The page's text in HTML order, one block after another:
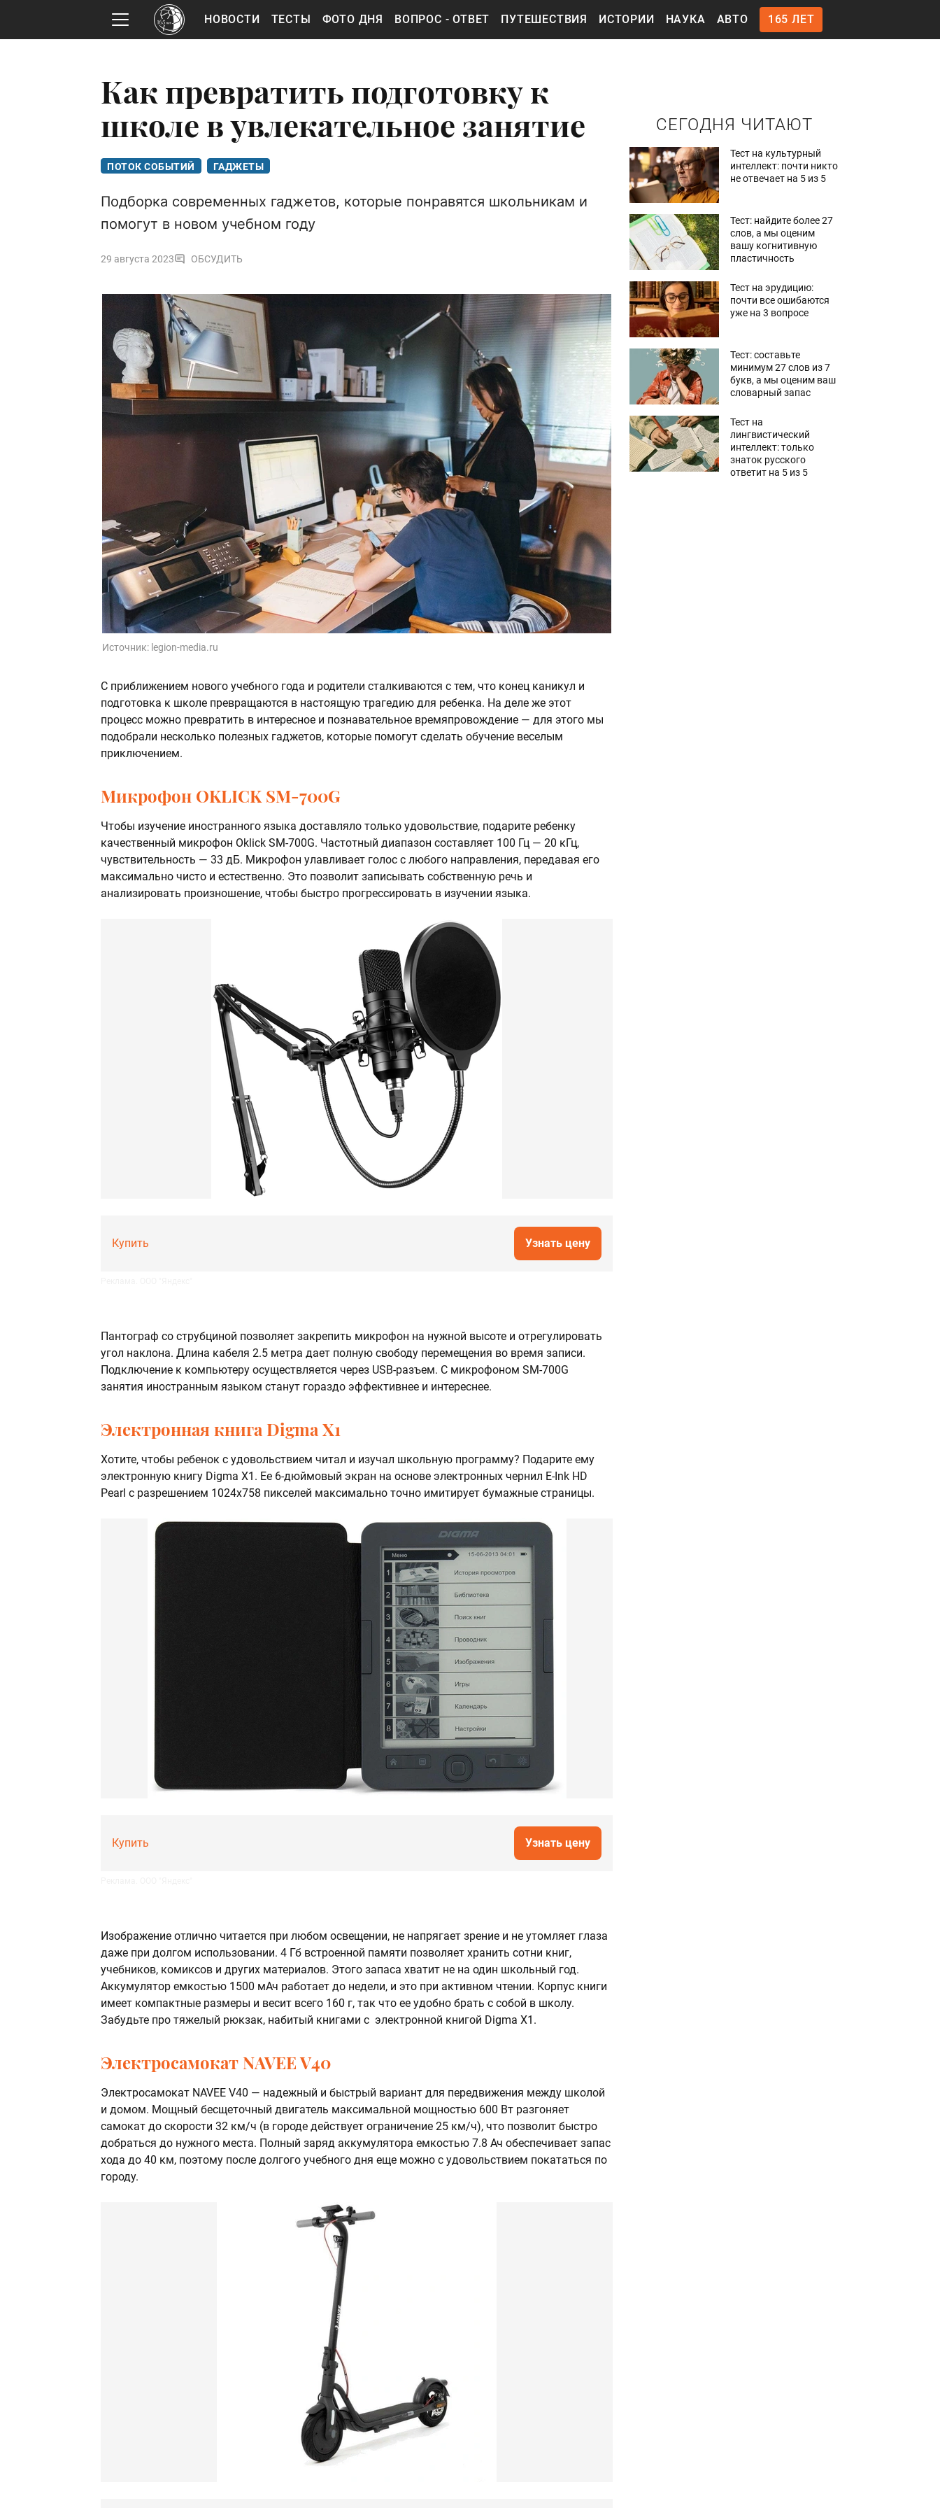
НОВОСТИ ТЕСТЫ ФОТО ДНЯ ВОПРОС - ОТВЕТ ПУТЕШЕСТВИЯ ИСТОРИИ НАУКА АВТО 165 ЛЕТ
Как превратить подготовку к
школе в увлекательное занятие
ПОТОК СОБЫТИЙ ГАДЖЕТЫ
Подборка современных гаджетов, которые понравятся школьникам и
помогут в новом учебном году
29 августа 2023 ОБСУДИТЬ
Источник: legion-media.ru
С приближением нового учебного года и родители сталкиваются с тем, что конец каникул и
подготовка к школе превращаются в настоящую трагедию для ребенка. На деле же этот
процесс можно превратить в интересное и познавательное времяпровождение — для этого мы
подобрали несколько полезных гаджетов, которые помогут сделать обучение веселым
приключением.
Микрофон OKLICK SM-700G
Чтобы изучение иностранного языка доставляло только удовольствие, подарите ребенку
качественный микрофон Oklick SM-700G. Частотный диапазон составляет 100 Гц — 20 кГц,
чувствительность — 33 дБ. Микрофон улавливает голос с любого направления, передавая его
максимально чисто и естественно. Это позволит записывать собственную речь и
анализировать произношение, чтобы быстро прогрессировать в изучении языка.
Купить Узнать цену
Пантограф со струбциной позволяет закрепить микрофон на нужной высоте и отрегулировать
угол наклона. Длина кабеля 2.5 метра дает полную свободу перемещения во время записи.
Подключение к компьютеру осуществляется через USB-разъем. С микрофоном SM-700G
занятия иностранным языком станут гораздо эффективнее и интереснее.
Электронная книга Digma X1
Хотите, чтобы ребенок с удовольствием читал и изучал школьную программу? Подарите ему
электронную книгу Digma X1. Ее 6-дюймовый экран на основе электронных чернил E-Ink HD
Pearl с разрешением 1024x758 пикселей максимально точно имитирует бумажные страницы.
Купить Узнать цену
Изображение отлично читается при любом освещении, не напрягает зрение и не утомляет глаза
даже при долгом использовании. 4 Гб встроенной памяти позволяет хранить сотни книг,
учебников, комиксов и других материалов. Этого запаса хватит не на один школьный год.
Аккумулятор емкостью 1500 мАч работает до недели, и это при активном чтении. Корпус книги
имеет компактные размеры и весит всего 160 г, так что ее удобно брать с собой в школу.
Забудьте про тяжелый рюкзак, набитый книгами с электронной книгой Digma X1.
Электросамокат NAVEE V40
Электросамокат NAVEE V40 — надежный и быстрый вариант для передвижения между школой
и домом. Мощный бесщеточный двигатель максимальной мощностью 600 Вт разгоняет
самокат до скорости 32 км/ч (в городе действует ограничение 25 км/ч), что позволит быстро
добраться до нужного места. Полный заряд аккумулятора емкостью 7.8 Ач обеспечивает запас
хода до 40 км, поэтому после долгого учебного дня еще можно с удовольствием покататься по
городу.
СЕГОДНЯ ЧИТАЮТ
Тест на культурный
интеллект: почти никто
не отвечает на 5 из 5
Тест: найдите более 27
слов, а мы оценим
вашу когнитивную
пластичность
Тест на эрудицию:
почти все ошибаются
уже на 3 вопросе
Тест: составьте
минимум 27 слов из 7
букв, а мы оценим ваш
словарный запас
Тест на
лингвистический
интеллект: только
знаток русского
ответит на 5 из 5